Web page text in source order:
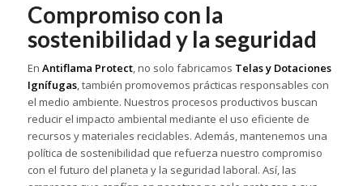
Compromiso con la
sostenibilidad y la seguridad
En Antiflama Protect, no solo fabricamos Telas y Dotaciones
Ignífugas, también promovemos prácticas responsables con
el medio ambiente. Nuestros procesos productivos buscan
reducir el impacto ambiental mediante el uso eficiente de
recursos y materiales reciclables. Además, mantenemos una
política de sostenibilidad que refuerza nuestro compromiso
con el futuro del planeta y la seguridad laboral. Así, las